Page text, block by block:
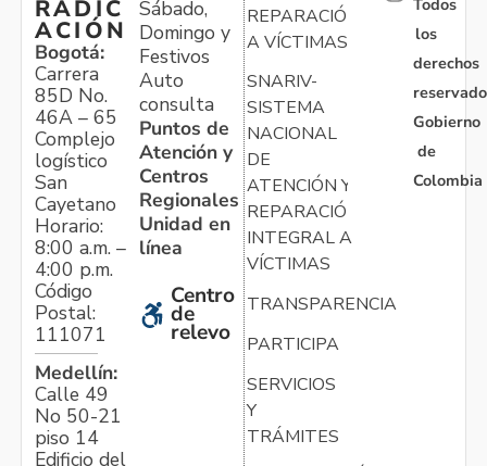
RADIC
ACIÓN
Bogotá:
Carrera
85D No.
46A – 65
Complejo
logístico
San
Cayetano
Horario:
8:00 a.m. –
4:00 p.m.
Código
Postal:
111071
Medellín:
Calle 49
No 50-21
piso 14
Edificio del
Sábado,
Domingo y
Festivos
Auto
consulta
Puntos de
Atención y
Centros
Regionales
Unidad en
línea
Centro
de
relevo
REPARACIÓN
A VÍCTIMAS
SNARIV-
SISTEMA
NACIONAL
DE
ATENCIÓN Y
REPARACIÓN
INTEGRAL A
VÍCTIMAS
TRANSPARENCIA
PARTICIPA
SERVICIOS
Y
TRÁMITES
los
derechos
Gobierno
de
Colombia